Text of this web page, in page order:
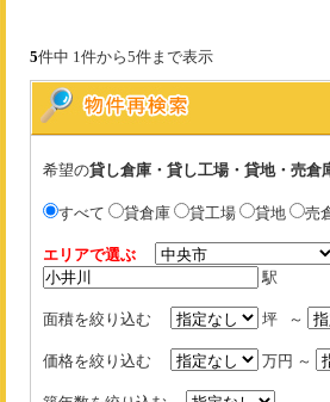
5件中 1件から5件まで表示
希望の貸し倉庫・貸し工場・貸地・売倉
すべて 貸倉庫 貸工場 貸地 売
エリアで選ぶ
駅
面積を絞り込む 坪 ～
価格を絞り込む 万円 ～